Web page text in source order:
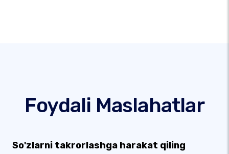
Foydali Maslahatlar
So'zlarni takrorlashga harakat qiling